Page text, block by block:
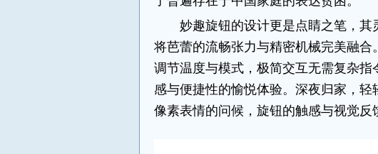
妙趣旋钮的设计更是点睛之笔，其
将芭蕾的流畅张力与精密机械完美融
调节温度与模式，极简交互无需复杂
感与便捷性的愉悦体验。深夜归家，
像素表情的问候，旋钮的触感与视觉反